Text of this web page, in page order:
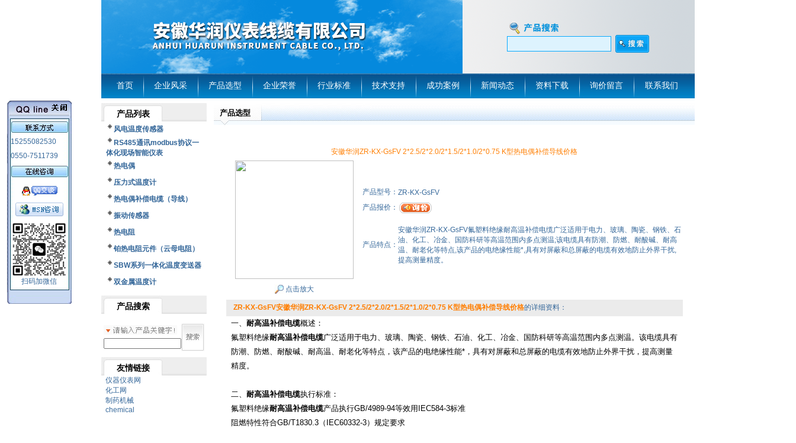
首页 企业风采 产品选型 企业荣誉 行业标准 技术支持 成功案例 新闻动态 资料下载 询价留言 联系我们
15255082530
0550-7511739
扫码加微信
产品列表
风电温度传感器
RS485通讯modbus协议一
体化现场智能仪表
热电偶
压力式温度计
热电偶补偿电缆（导线）
振动传感器
热电阻
铂热电阻元件（云母电阻）
SBW系列一体化温度变送器
双金属温度计
产品搜索
友情链接
仪器仪表网
化工网
制药机械
chemical
产品选型
安徽华润ZR-KX-GsFV 2*2.5/2*2.0/2*1.5/2*1.0/2*0.75 K型热电偶补偿导线价格
点击放大
产品型号： ZR-KX-GsFV
产品报价：
产品特点：
安徽华润ZR-KX-GsFV氟塑料绝缘耐高温补偿电缆广泛适用于电力、玻璃、陶瓷、钢铁、石
油、化工、冶金、国防科研等高温范围内多点测温;该电缆具有防潮、防燃、耐酸碱、耐高
温、耐老化等特点,该产品的电绝缘性能*,具有对屏蔽和总屏蔽的电缆有效地防止外界干扰,
提高测量精度。
ZR-KX-GsFV安徽华润ZR-KX-GsFV 2*2.5/2*2.0/2*1.5/2*1.0/2*0.75 K型热电偶补偿导线价格的详细资料：
一、 耐高温补偿电缆概述：
氟塑料绝缘耐高温补偿电缆广泛适用于电力、玻璃、陶瓷、钢铁、石油、化工、冶金、国防科研等高温范围内多点测温。该电缆具有
防潮、防燃、耐酸碱、耐高温、耐老化等特点，该产品的电绝缘性能*，具有对屏蔽和总屏蔽的电缆有效地防止外界干扰，提高测量
精度。
二、 耐高温补偿电缆执行标准：
氟塑料绝缘耐高温补偿电缆产品执行GB/4989-94等效用IEC584-3标准
阻燃特性符合GB/T1830.3（IEC60332-3）规定要求